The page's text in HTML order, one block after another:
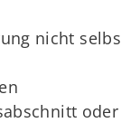
nicht
oder